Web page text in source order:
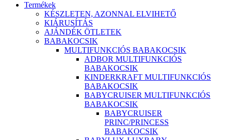
Termékek
KÉSZLETEN, AZONNAL ELVIHETŐ
KIÁRUSÍTÁS
AJÁNDÉK ÖTLETEK
BABAKOCSIK
MULTIFUNKCIÓS BABAKOCSIK
ADBOR MULTIFUNKCIÓS
BABAKOCSIK
KINDERKRAFT MULTIFUNKCIÓS
BABAKOCSIK
BABYCRUISER MULTIFUNKCIÓS
BABAKOCSIK
BABYCRUISER
PRINC/PRINCESS
BABAKOCSIK